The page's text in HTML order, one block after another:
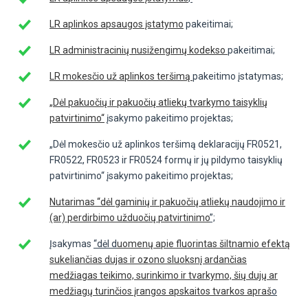
LR aplinkos apsaugos įstatymo pakeitimai;
LR administracinių nusižengimų kodekso pakeitimai;
LR mokesčio už aplinkos teršimą pakeitimo įstatymas;
„Dėl pakuočių ir pakuočių atliekų tvarkymo taisyklių
patvirtinimo“ įsakymo pakeitimo projektas;
„Dėl mokesčio už aplinkos teršimą deklaracijų FR0521,
FR0522, FR0523 ir FR0524 formų ir jų pildymo taisyklių
patvirtinimo“ įsakymo pakeitimo projektas;
Nutarimas “dėl gaminių ir pakuočių atliekų naudojimo ir
(ar) perdirbimo užduočių patvirtinimo”;
Įsakymas “dėl duomenų apie fluorintas šiltnamio efektą
sukeliančias dujas ir ozono sluoksnį ardančias
medžiagas teikimo, surinkimo ir tvarkymo, šių dujų ar
medžiagų turinčios įrangos apskaitos tvarkos aprašo